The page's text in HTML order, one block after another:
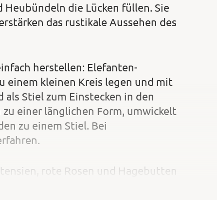
Heubündeln die Lücken füllen. Sie
das rustikale Aussehen des
herstellen: Elefanten-
einem kleinen Kreis legen und mit
Stiel zum Einstecken in den
einer länglichen Form, umwickelt
zu einem Stiel. Bei
rote Rosen und Hagebutten